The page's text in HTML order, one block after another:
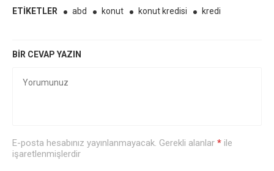
ETIKETLER abd konut konut kredisi kredi
BIR CEVAP YAZIN
E-posta hesabınız yayınlanmayacak. Gerekli alanlar * ile
işaretlenmişlerdir